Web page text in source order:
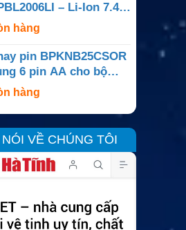
– Li-Ion 7.4V
hàng
pin BPKNB25CSOR
6 pin AA cho bộ
Kenwood
hàng
VỀ CHÚNG TÔI